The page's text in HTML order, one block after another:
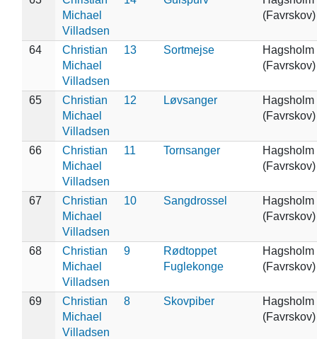
Michael
Villadsen
(Favrskov)
64
Christian
Michael
Villadsen
13 Sortmejse
Hagsholm
(Favrskov)
65
Christian
Michael
Villadsen
12 Løvsanger
Hagsholm
(Favrskov)
66
Christian
Michael
Villadsen
11 Tornsanger
Hagsholm
(Favrskov)
67
Christian
Michael
Villadsen
10 Sangdrossel
Hagsholm
(Favrskov)
68
Christian
Michael
Villadsen
9
Rødtoppet
Fuglekonge
Hagsholm
(Favrskov)
69
Christian
Michael
Villadsen
8 Skovpiber
Hagsholm
(Favrskov)